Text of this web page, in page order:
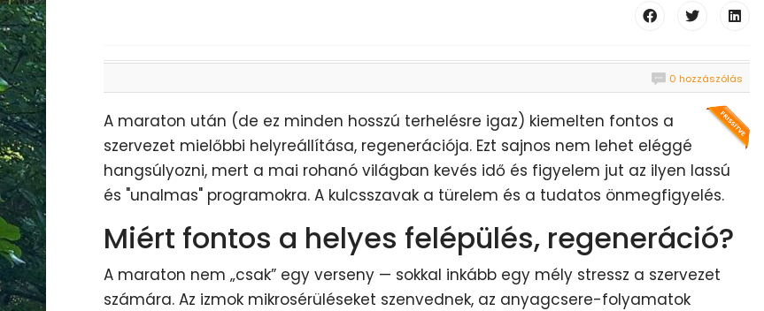
0 hozzászólás
A maraton után (de ez minden hosszú terhelésre igaz) kiemelten fontos a
szervezet mielőbbi helyreállítása, regenerációja. Ezt sajnos nem lehet eléggé
hangsúlyozni, mert a mai rohanó világban kevés idő és figyelem jut az ilyen lassú
és "unalmas" programokra. A kulcsszavak a türelem és a tudatos önmegfigyelés.
Miért fontos a helyes felépülés, regeneráció?
A maraton nem „csak” egy verseny — sokkal inkább egy mély stressz a szervezet
számára. Az izmok mikrosérüléseket szenvednek, az anyagcsere-folyamatok